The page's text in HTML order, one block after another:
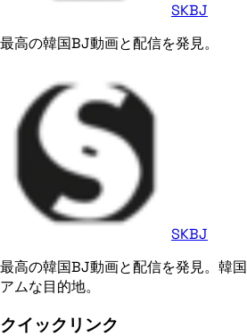
SKBJ
最高の韓国BJ動画と配信を発見。
SKBJ
最高の韓国BJ動画と配信を発見。韓
アムな目的地。
クイックリンク